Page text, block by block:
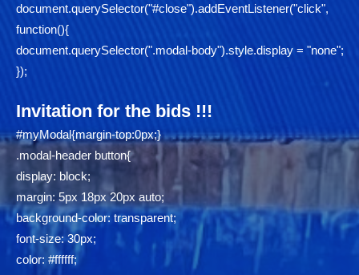
document.querySelector("#close").addEventListener("click",
function(){
document.querySelector(".modal-body").style.display = "none";
});
Invitation for the bids !!!
#myModal{margin-top:0px;}
.modal-header button{
display: block;
margin: 5px 18px 20px auto;
background-color: transparent;
font-size: 30px;
color: #ffffff;